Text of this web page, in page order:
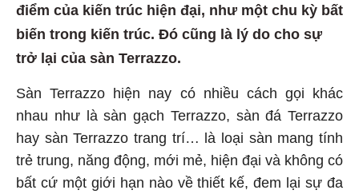
điểm của kiến trúc hiện đại, như một chu kỳ bất
biến trong kiến trúc. Đó cũng là lý do cho sự
trở lại của sàn Terrazzo.
Sàn Terrazzo hiện nay có nhiều cách gọi khác
nhau như là sàn gạch Terrazzo, sàn đá Terrazzo
hay sàn Terrazzo trang trí… là loại sàn mang tính
trẻ trung, năng động, mới mẻ, hiện đại và không có
bất cứ một giới hạn nào về thiết kế, đem lại sự đa